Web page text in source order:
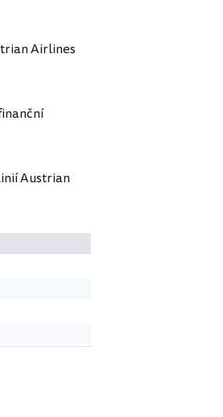
Airlines
Austrian